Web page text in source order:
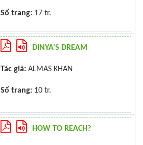
Số trang: 17 tr.
DINYA'S DREAM
Tác giả: ALMAS KHAN
Số trang: 10 tr.
HOW TO REACH?